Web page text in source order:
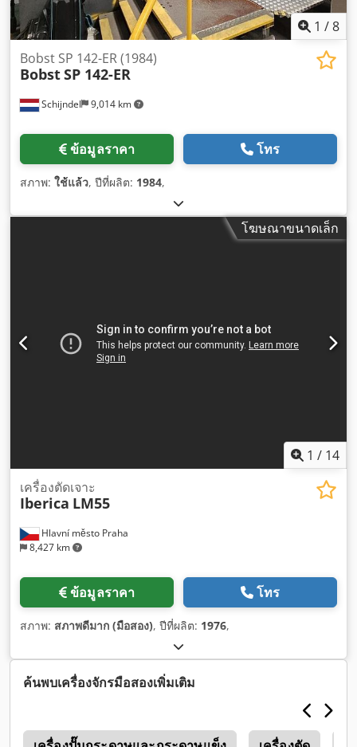
1 /8
Schijndel 9,014 km
Bobst SP 142-ER (1984)
BobstSP 142-ER
ข้อมูลราคา โทร
สภาพ: ใช้แล้ว, ปีที่ผลิต: 1984,
โฆษณาขนาดเล็ก
1 / 14
Hlavní město Praha
8,427 km
เครื่องตัดเจาะ
Iberica LM55
ข้อมูลราคา โทร
สภาพ: สภาพดีมาก (มือสอง), ปีที่ผลิต: 1976,
ค้นพบเครื่องจักรมือสองเพิ่มเติม